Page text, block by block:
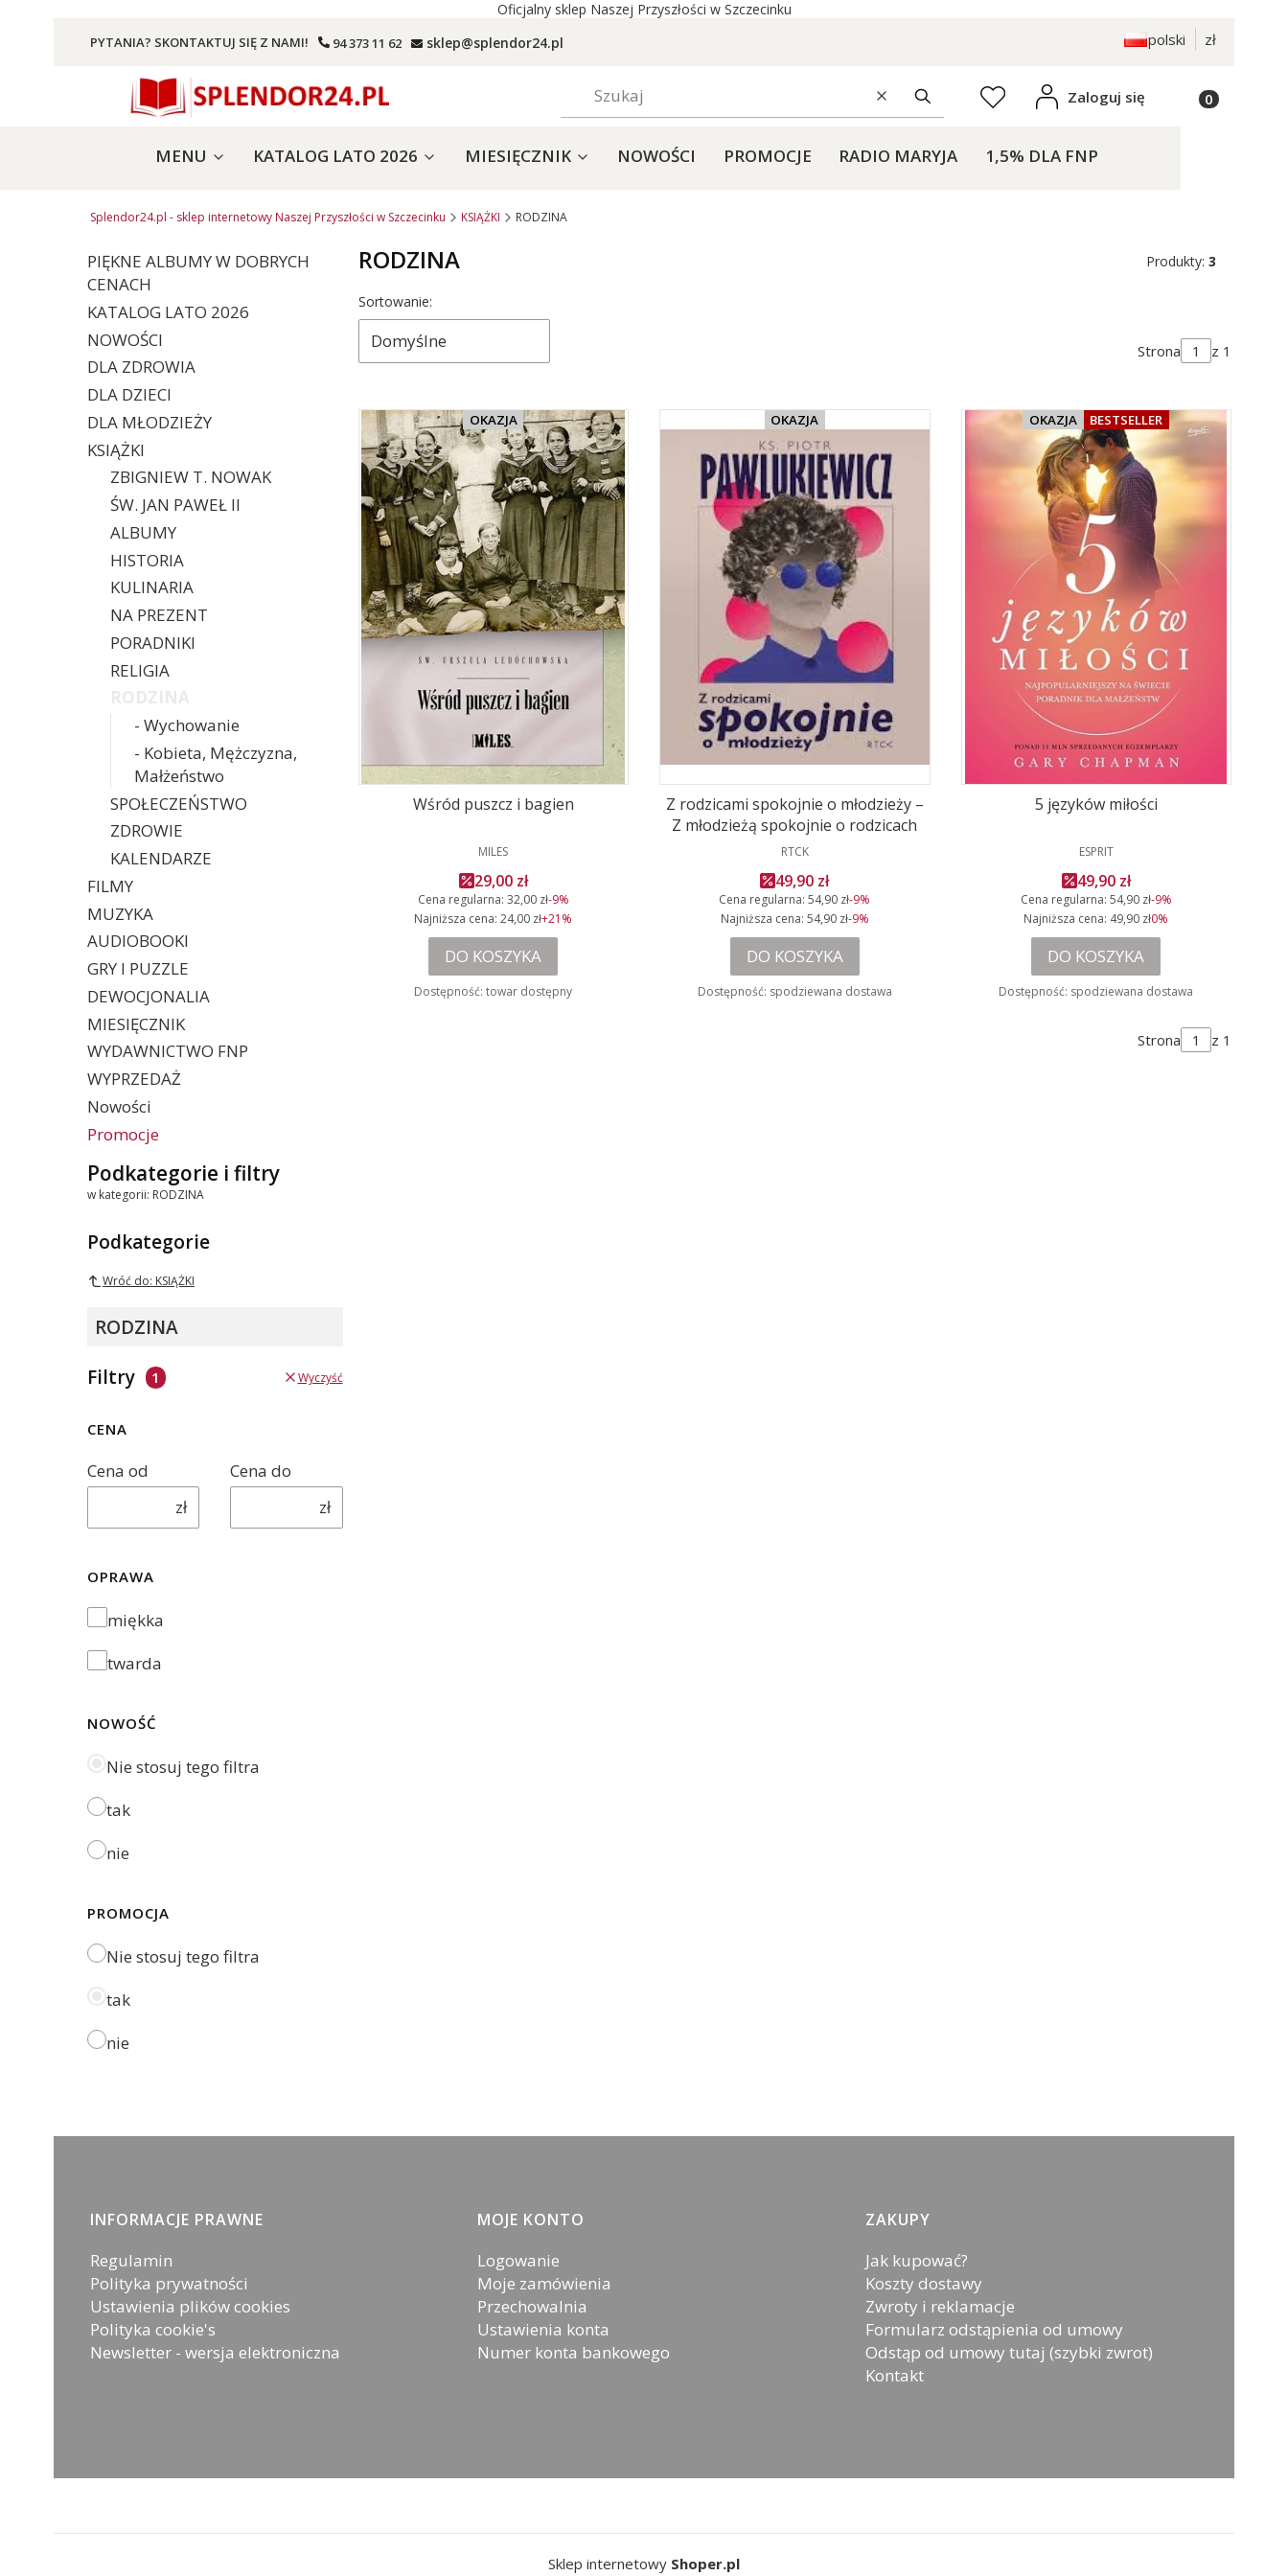
Oficjalny sklep Naszej Przyszłości w Szczecinku
PYTANIA? SKONTAKTUJ SIĘ Z NAMI! 94 373 11 62 sklep@splendor24.pl polski zł
WyczyśćSzukaj Ulubione Zaloguj się Produkty w
MENU KATALOG LATO 2026 MIESIĘCZNIK NOWOŚCI PROMOCJE RADIO MARYJA 1,5% DLA FNP
Splendor24.pl - sklep internetowy Naszej Przyszłości w Szczecinku KSIĄŻKI RODZINA
PIĘKNE ALBUMY W DOBRYCH
CENACH
KATALOG LATO 2026
NOWOŚCI
DLA ZDROWIA
DLA DZIECI
DLA MŁODZIEŻY
KSIĄŻKI
ZBIGNIEW T. NOWAK
ŚW. JAN PAWEŁ II
ALBUMY
HISTORIA
KULINARIA
NA PREZENT
PORADNIKI
RELIGIA
- Wychowanie
- Kobieta, Mężczyzna,
Małżeństwo
SPOŁECZEŃSTWO
ZDROWIE
KALENDARZE
FILMY
MUZYKA
AUDIOBOOKI
GRY I PUZZLE
DEWOCJONALIA
MIESIĘCZNIK
WYDAWNICTWO FNP
WYPRZEDAŻ
Nowości
Promocje
Koniec menu
Podkategorie i filtry
w kategorii: RODZINA
Podkategorie
Wróć do: KSIĄŻKI
RODZINA
Filtry Wyczyść
CENA
Cena od
zł
Cena do
zł
OPRAWA
oprawa
miękka
twarda
NOWOŚĆ
Nie stosuj tego filtra
tak
nie
PROMOCJA
Nie stosuj tego filtra
tak
nie
RODZINA Produkty: 3
Lista produktów
Sortowanie:
Domyślne Strona z 1
OKAZJA
Wśród puszcz i bagien
PRODUCENT
MILES
Cena promocyjna
29,00 zł
Cena regularna: 32,00 zł-9%
Najniższa cena: 24,00 zł+21%
DO KOSZYKA
Dostępność:towar dostępny
OKAZJA
Z rodzicami spokojnie o młodzieży –
Z młodzieżą spokojnie o rodzicach
PRODUCENT
RTCK
Cena promocyjna
49,90 zł
Cena regularna: 54,90 zł-9%
Najniższa cena: 54,90 zł-9%
DO KOSZYKA
Dostępność: spodziewana dostawa
OKAZJA BESTSELLER
5 języków miłości
PRODUCENT
ESPRIT
Cena promocyjna
49,90 zł
Cena regularna: 54,90 zł-9%
Najniższa cena: 49,90 zł0%
DO KOSZYKA
Dostępność: spodziewana dostawa
Strona z 1
Linki w stopce
INFORMACJE PRAWNE
Regulamin
Polityka prywatności
Ustawienia plików cookies
Polityka cookie's
Newsletter - wersja elektroniczna
MOJE KONTO
Logowanie
Moje zamówienia
Przechowalnia
Ustawienia konta
Numer konta bankowego
ZAKUPY
Jak kupować?
Koszty dostawy
Zwroty i reklamacje
Formularz odstąpienia od umowy
Odstąp od umowy tutaj (szybki zwrot)
Kontakt
Sklep internetowy Shoper.pl